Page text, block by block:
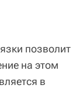
позволит
на этом
в